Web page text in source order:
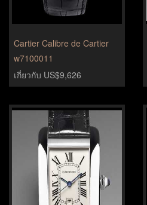
Cartier Calibre de Cartier
w7100011
เกี่ยวกับ US$9,626